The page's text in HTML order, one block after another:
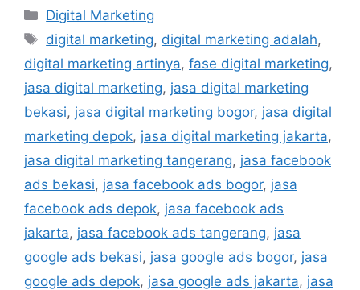
Digital Marketing
digital marketing, digital marketing adalah,
digital marketing artinya, fase digital marketing,
jasa digital marketing, jasa digital marketing
bekasi, jasa digital marketing bogor, jasa digital
marketing depok, jasa digital marketing jakarta,
jasa digital marketing tangerang, jasa facebook
ads bekasi, jasa facebook ads bogor, jasa
facebook ads depok, jasa facebook ads
jakarta, jasa facebook ads tangerang, jasa
google ads bekasi, jasa google ads bogor, jasa
google ads depok, jasa google ads jakarta, jasa